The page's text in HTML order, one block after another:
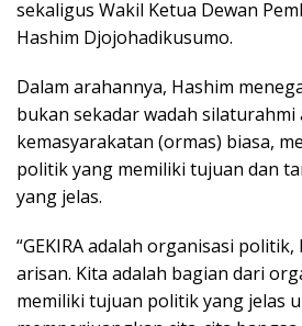
sekaligus Wakil Ketua Dewan
Hashim Djojohadikusumo.
Dalam arahannya, Hashim
bukan sekadar wadah
kemasyarakatan (ormas) biasa,
politik yang memiliki tujuan dan
yang jelas.
“GEKIRA adalah organisasi
arisan. Kita adalah bagian dari
memiliki tujuan politik yang jelas